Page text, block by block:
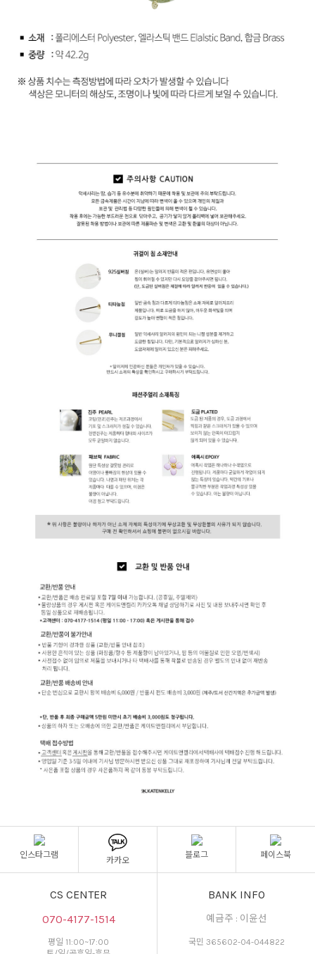
인스타그램
카카오
블로그 페이스북
CS CENTER
070-4177-1514
평일 11:00~17:00
BANK INFO
예금주 : 이윤선
국민 365602-04-044822